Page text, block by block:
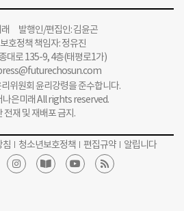
래 발행인/편집인: 김윤곤
호정책 책임자: 정유진
대로 135-9, 4층(태평로1가)
위원회 윤리강령을 준수합니다.
은미래 All rights reserved.
전재 및 재배포 금지.
침 청소년보호정책 편집규약 알립니다